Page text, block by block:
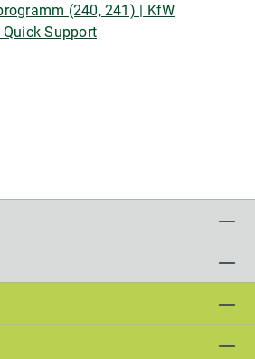
(240, 241) | KfW
Quick Support